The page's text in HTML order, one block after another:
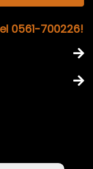
0561-700226!